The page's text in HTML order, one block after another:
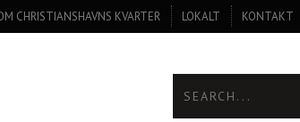
CHRISTIANSHAVNS KVARTER LOKALT KONTAKT